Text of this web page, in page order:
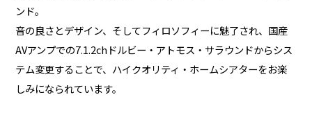
ンド。
音の良さとデザイン、そしてフィロソフィーに魅了され、国産
AVアンプでの7.1.2chドルビー・アトモス・サラウンドからシス
テム変更することで、ハイクオリティ・ホームシアターをお楽
しみになられています。